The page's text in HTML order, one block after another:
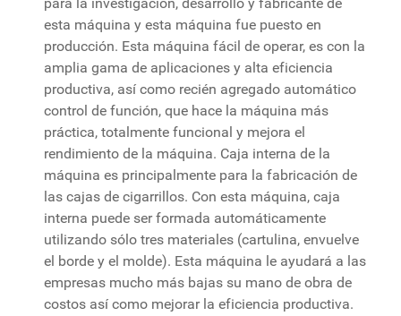
esta máquina y esta máquina fue puesto en
producción. Esta máquina fácil de operar, es con la
amplia gama de aplicaciones y alta eficiencia
productiva, así como recién agregado automático
control de función, que hace la máquina más
práctica, totalmente funcional y mejora el
rendimiento de la máquina. Caja interna de la
máquina es principalmente para la fabricación de
las cajas de cigarrillos. Con esta máquina, caja
interna puede ser formada automáticamente
utilizando sólo tres materiales (cartulina, envuelve
el borde y el molde). Esta máquina le ayudará a las
empresas mucho más bajas su mano de obra de
costos así como mejorar la eficiencia productiva.